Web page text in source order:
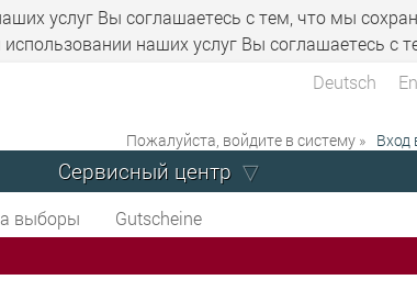
услуг Вы соглашаетесь с тем, что мы
наших услуг Вы соглашаетесь с
Deutsch
Пожалуйста, войдите в систему » Вход
Сервисный центр
выборы
Gutscheine